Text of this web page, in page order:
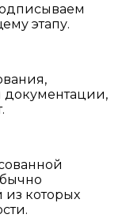
этапу.
из которых